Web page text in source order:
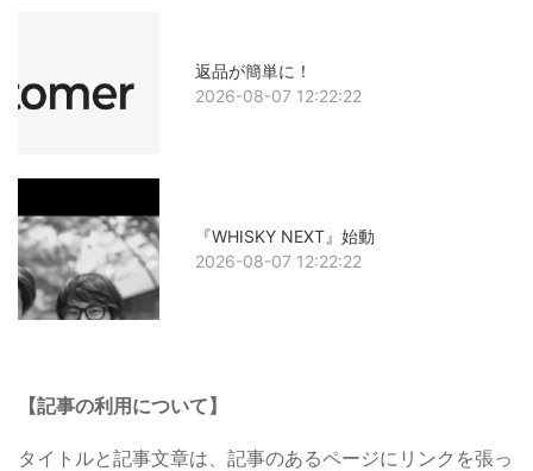
返品が簡単に！
2026-08-07 12:22:22
『WHISKY NEXT』始動
2026-08-07 12:22:22
【記事の利用について】
タイトルと記事文章は、記事のあるページにリンクを張っ